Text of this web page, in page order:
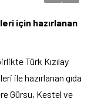
için hazırlanan
Türk Kızılay
ile hazırlanan gıda
Gürsu, Kestel ve